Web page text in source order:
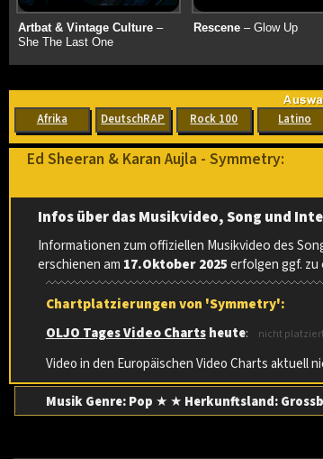
Artbat & Vintage Culture–
She The Last One
Rescene– Glow Up
Afrika DeutschRAP Rock 100 Latino
Ed Sheeran & Karan Aujla - Symmetry:
Infos über das Musikvideo, Song und
Informationen zum offiziellen Musikvideo des
erschienen am 17.Oktober 2025erfolgen ggf.
Chartplatzierungen von 'Symmetry':
OLJO Tages Video Charts heute: nicht
Video in den Europäischen Video Charts aktuell
Musik Genre: Pop ★ ★ Herkunftsland: